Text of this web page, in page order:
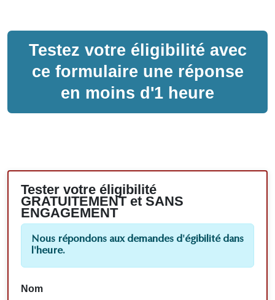
Testez votre éligibilité avec
ce formulaire une réponse
en moins d'1 heure
Tester votre éligibilité
GRATUITEMENT et SANS
ENGAGEMENT
Nous répondons aux demandes d'égibilité dans
l'heure.
Nom